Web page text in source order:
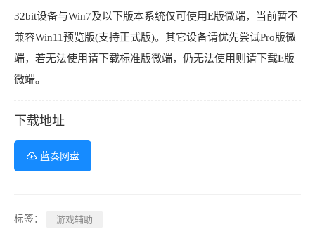
32bit设备与Win7及以下版本系统仅可使用E版微端，当前暂不
兼容Win11预览版(支持正式版)。其它设备请优先尝试Pro版微
端，若无法使用请下载标准版微端，仍无法使用则请下载E版
微端。
下载地址
蓝奏网盘
标签： 游戏辅助